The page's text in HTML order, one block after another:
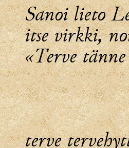
Sanoi lieto
itse virkki,
«Terve
terve